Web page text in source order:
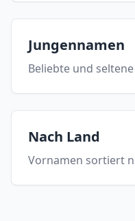
Jungennamen
Beliebte und
Nach Land
Vornamen sortiert